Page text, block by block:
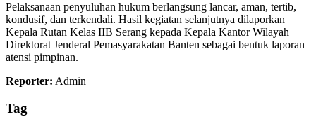
Pelaksanaan penyuluhan hukum berlangsung lancar, aman, tertib,
kondusif, dan terkendali. Hasil kegiatan selanjutnya dilaporkan
Kepala Rutan Kelas IIB Serang kepada Kepala Kantor Wilayah
Direktorat Jenderal Pemasyarakatan Banten sebagai bentuk laporan
atensi pimpinan.
Reporter: Admin
Tag